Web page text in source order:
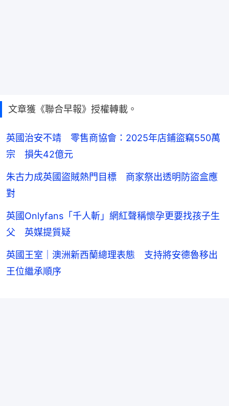
文章獲《聯合早報》授權轉載。
英國治安不靖 零售商協會：2025年店鋪盜竊550萬
宗 損失42億元
朱古力成英國盜賊熱門目標 商家祭出透明防盜盒應
對
英國Onlyfans「千人斬」網紅聲稱懷孕更要找孩子生
父 英媒提質疑
英國王室｜澳洲新西蘭總理表態 支持將安德魯移出
王位繼承順序